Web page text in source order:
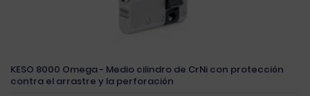
KESO 8000 Omega - Medio cilindro de CrNi con protección
contra el arrastre y la perforación